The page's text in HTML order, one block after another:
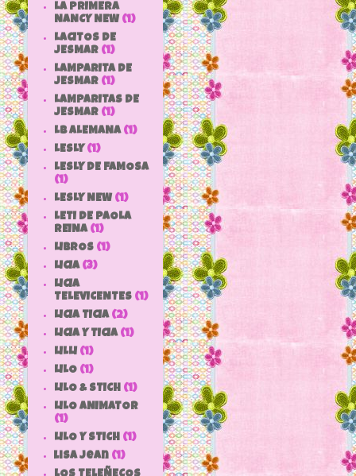
LA PRIMERA
NANCY NEW (1)
LACITOS DE
JESMAR (1)
LAMPARITA DE
JESMAR (1)
LAMPARITAS DE
JESMAR (1)
LB ALEMANA (1)
LESLY (1)
LESLY DE FAMOSA
(1)
LESLY NEW (1)
LETI DE PAOLA
REINA (1)
LIBROS (1)
LICIA (3)
LICIA
TELEVICENTES (1)
LICIA TICIA (2)
LICIA Y TICIA (1)
LILLI (1)
LILO (1)
LILO & STICH (1)
LILO ANIMATOR
(1)
LILO Y STICH (1)
lisa jean (1)